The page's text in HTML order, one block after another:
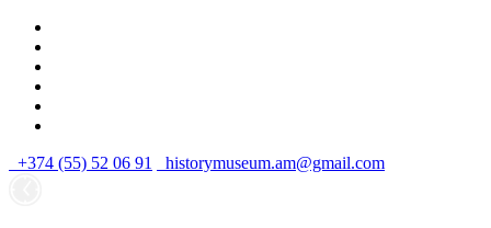
+374 (55) 52 06 91 historymuseum.am@gmail.com